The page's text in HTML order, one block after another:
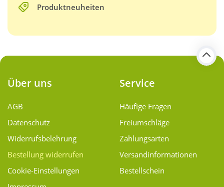
Produktneuheiten
Über uns
AGB
Datenschutz
Widerrufsbelehrung
Bestellung widerrufen
Cookie-Einstellungen
Service
Häufige Fragen
Freiumschläge
Zahlungsarten
Versand­informationen
Bestellschein